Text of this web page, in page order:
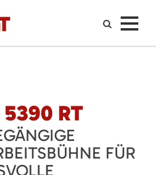
5390 RT
FÜR